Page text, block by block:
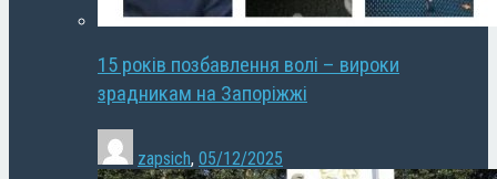
15 років позбавлення волі – вироки
зрадникам на Запоріжжі
zapsich, 05/12/2025